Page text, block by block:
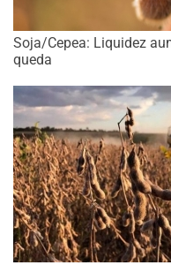
Soja/Cepea: Liquidez
queda